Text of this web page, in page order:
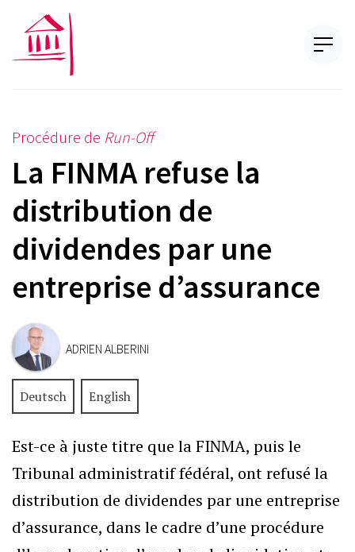
Procédure de Run-Off
La FINMA refuse la
distribution de
dividendes par une
entreprise d’assurance
ADRIEN ALBERINI
Deutsch English
Est-ce à juste titre que la FINMA, puis le
Tribunal administratif fédéral, ont refusé la
distribution de dividendes par une entreprise
d’assurance, dans le cadre d’une procédure